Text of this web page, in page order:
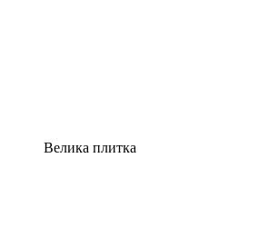
Велика плитка